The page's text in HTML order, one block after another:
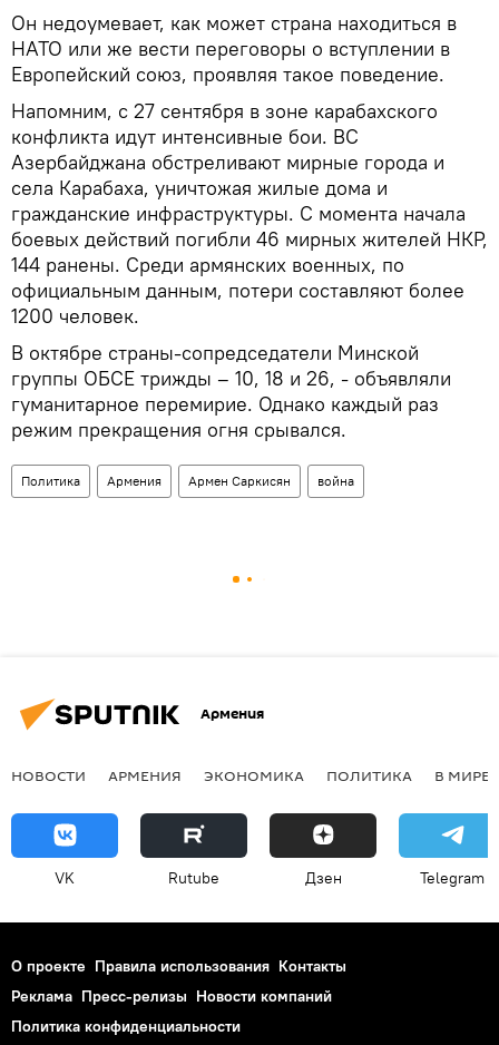
Он недоумевает, как может страна находиться в
НАТО или же вести переговоры о вступлении в
Европейский союз, проявляя такое поведение.
Напомним, с 27 сентября в зоне карабахского
конфликта идут интенсивные бои. ВС
Азербайджана обстреливают мирные города и
села Карабаха, уничтожая жилые дома и
гражданские инфраструктуры. С момента начала
боевых действий погибли 46 мирных жителей НКР,
144 ранены. Среди армянских военных, по
официальным данным, потери составляют более
1200 человек.
В октябре страны-сопредседатели Минской
группы ОБСЕ трижды – 10, 18 и 26, - объявляли
гуманитарное перемирие. Однако каждый раз
режим прекращения огня срывался.
Политика Армения Армен Саркисян война
Армения
НОВОСТИ АРМЕНИЯ ЭКОНОМИКА ПОЛИТИКА В МИРЕ
VK Rutube Дзен Telegram
О проекте Правила использования Контакты
Реклама Пресс-релизы Новости компаний
Политика конфиденциальности